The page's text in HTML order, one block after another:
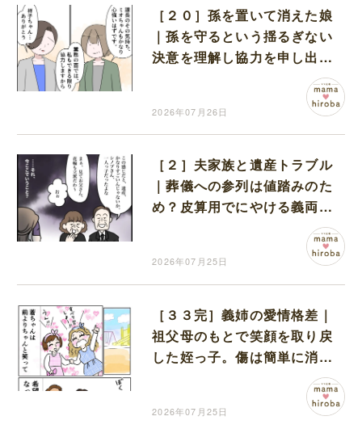
［２０］孫を置いて消えた娘
｜孫を守るという揺るぎない
決意を理解し協力を申し出て
2026年07月26日
［２］夫家族と遺産トラブル
｜葬儀への参列は値踏みのた
め？皮算用でにやける義両親
2026年07月25日
［３３完］義姉の愛情格差｜
祖父母のもとで笑顔を取り戻
した姪っ子。傷は簡単に消え
ないけれどこの笑顔を守りた
2026年07月25日